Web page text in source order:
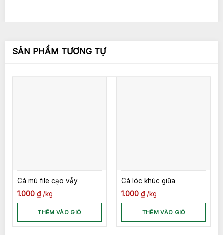
SẢN PHẨM TƯƠNG TỰ
Cá mú file cạo vẫy
1.000 ₫ kg
THÊM VÀO GIỎ
Cá lóc khúc giữa
1.000 ₫ kg
THÊM VÀO GIỎ